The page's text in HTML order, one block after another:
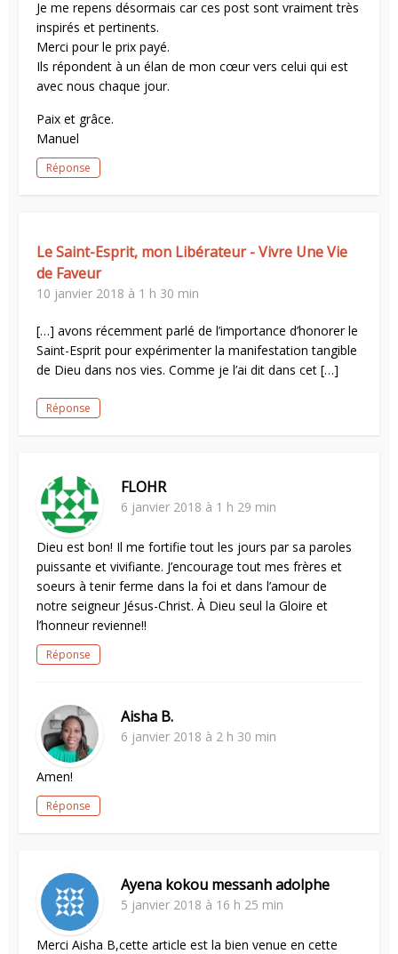
Je me repens désormais car ces post sont vraiment très
inspirés et pertinents.
Merci pour le prix payé.
Ils répondent à un élan de mon cœur vers celui qui est
avec nous chaque jour.
Paix et grâce.
Manuel
Réponse
Le Saint-Esprit, mon Libérateur - Vivre Une Vie
de Faveur
10 janvier 2018 à 1 h 30 min
[…] avons récemment parlé de l’importance d’honorer le
Saint-Esprit pour expérimenter la manifestation tangible
de Dieu dans nos vies. Comme je l’ai dit dans cet […]
Réponse
FLOHR
6 janvier 2018 à 1 h 29 min
Dieu est bon! Il me fortifie tout les jours par sa paroles
puissante et vivifiante. J’encourage tout mes frères et
soeurs à tenir ferme dans la foi et dans l’amour de
notre seigneur Jésus-Christ. À Dieu seul la Gloire et
l’honneur revienne!!
Réponse
Aisha B.
6 janvier 2018 à 2 h 30 min
Amen!
Réponse
Ayena kokou messanh adolphe
5 janvier 2018 à 16 h 25 min
Merci Aisha B,cette article est la bien venue en cette